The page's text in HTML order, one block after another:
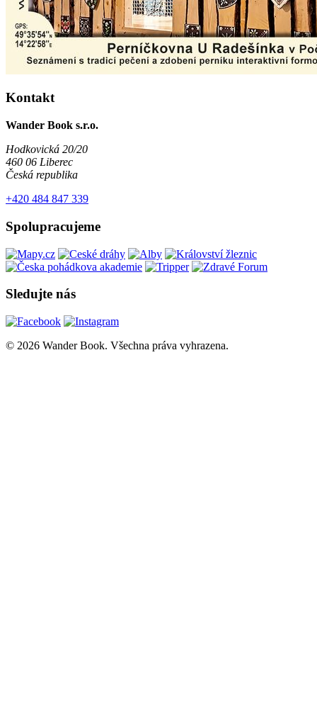
Kontakt
Wander Book s.r.o.
Hodkovická 20/20
460 06 Liberec
Česká republika
+420 484 847 339
Spolupracujeme
Sledujte nás
© 2026 Wander Book. Všechna práva vyhrazena.